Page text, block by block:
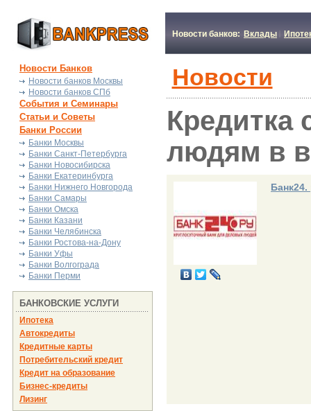
Новости банков: Вклады
Новости Банков
Новости банков Москвы
Новости банков СПб
События и Семинары
Статьи и Советы
Банки России
Банки Москвы
Банки Санкт-Петербурга
Банки Новосибирска
Банки Екатеринбурга
Банки Нижнего Новгорода
Банки Самары
Банки Омска
Банки Казани
Банки Челябинска
Банки Ростова-на-Дону
Банки Уфы
Банки Волгограда
Банки Перми
БАНКОВСКИЕ УСЛУГИ
Ипотека
Автокредиты
Кредитные карты
Потребительский кредит
Кредит на образование
Бизнес-кредиты
Лизинг
Новости
Кредитка
людям в
Банк24.